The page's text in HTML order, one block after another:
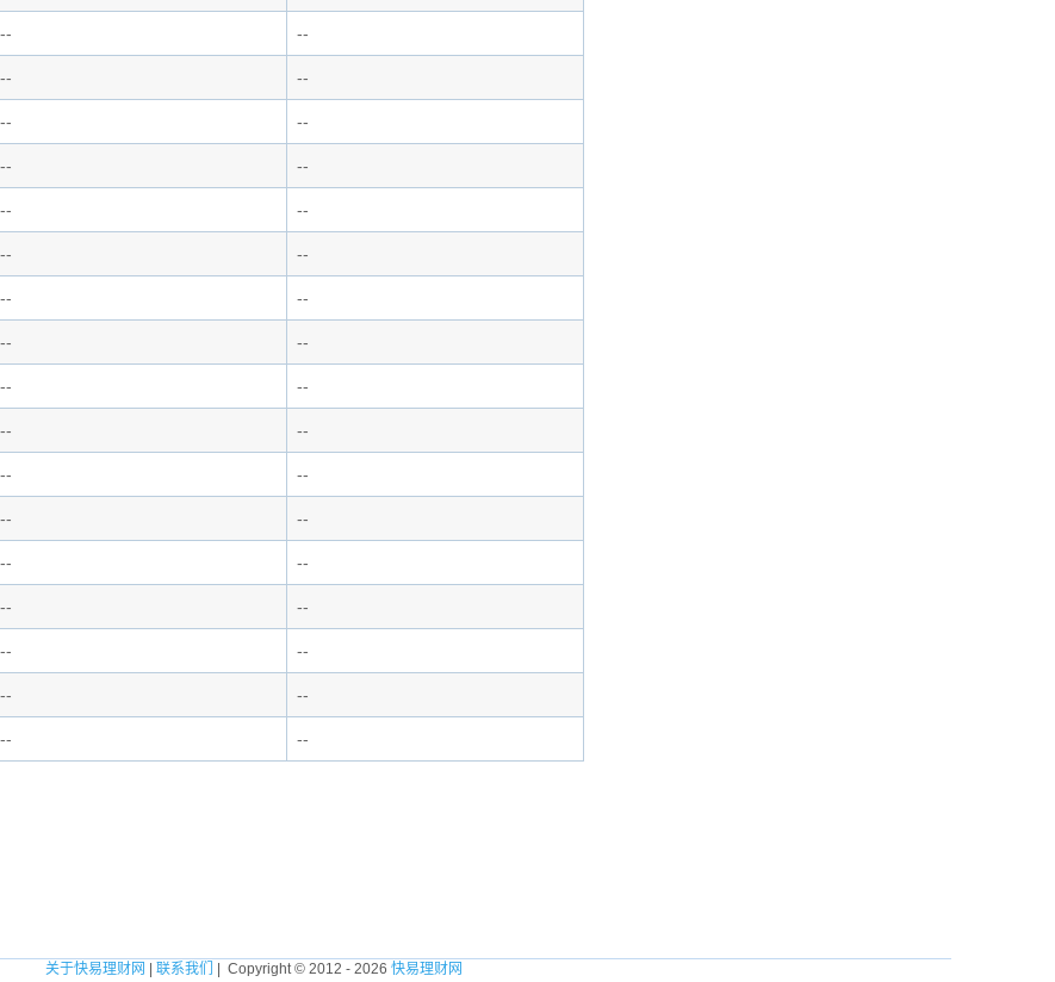
-- --
-- --
-- --
-- --
-- --
-- --
-- --
-- --
-- --
-- --
-- --
-- --
-- --
-- --
-- --
-- --
-- --
关于快易理财网 联系我们 | Copyright © 2012 - 2026 快易理财网